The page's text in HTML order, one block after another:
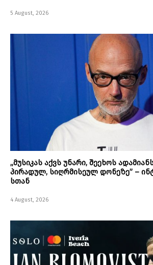
5 August, 2026
„მუსიკას აქვს უნარი, შეეხოს
პირადულ, სიღრმისეულ დონეზე” –
სთან
4 August, 2026